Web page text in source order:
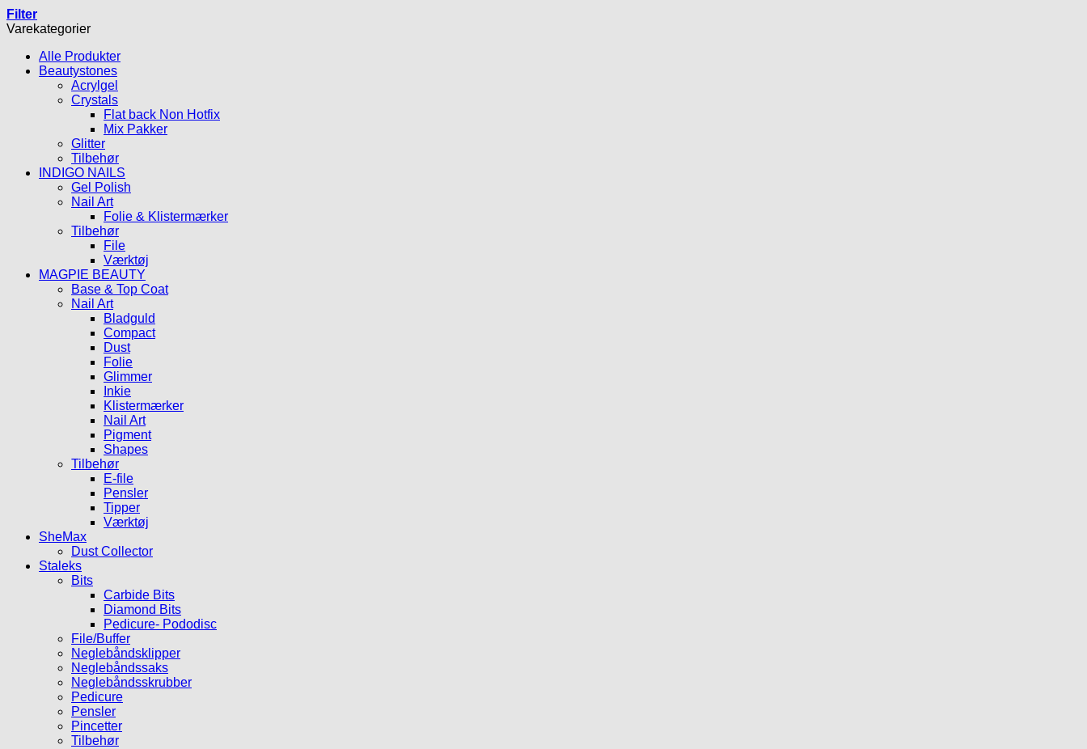
Filter
Varekategorier
Alle Produkter
Beautystones
Acrylgel
Crystals
Flat back Non Hotfix
Mix Pakker
Glitter
Tilbehør
INDIGO NAILS
Gel Polish
Nail Art
Folie & Klistermærker
Tilbehør
File
Værktøj
MAGPIE BEAUTY
Base & Top Coat
Nail Art
Bladguld
Compact
Dust
Folie
Glimmer
Inkie
Klistermærker
Nail Art
Pigment
Shapes
Tilbehør
E-file
Pensler
Tipper
Værktøj
SheMax
Dust Collector
Staleks
Bits
Carbide Bits
Diamond Bits
Pedicure- Pododisc
File/Buffer
Neglebåndsklipper
Neglebåndssaks
Neglebåndsskrubber
Pedicure
Pensler
Pincetter
Tilbehør